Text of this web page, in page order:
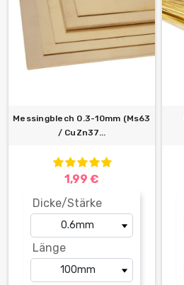
Messingblech 0.3-10mm (Ms63
/ CuZn37...
1,99 €
Dicke/Stärke
Länge